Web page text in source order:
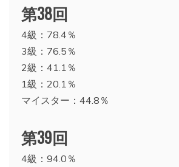
第38回
4級：78.4％
3級：76.5％
2級：41.1％
1級：20.1％
マイスター：44.8％
第39回
4級：94.0％